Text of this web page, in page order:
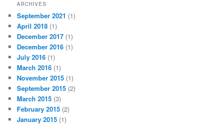
ARCHIVES
September 2021 (1)
April 2018 (1)
December 2017 (1)
December 2016 (1)
July 2016 (1)
March 2016 (1)
November 2015 (1)
September 2015 (2)
March 2015 (3)
February 2015 (2)
January 2015 (1)